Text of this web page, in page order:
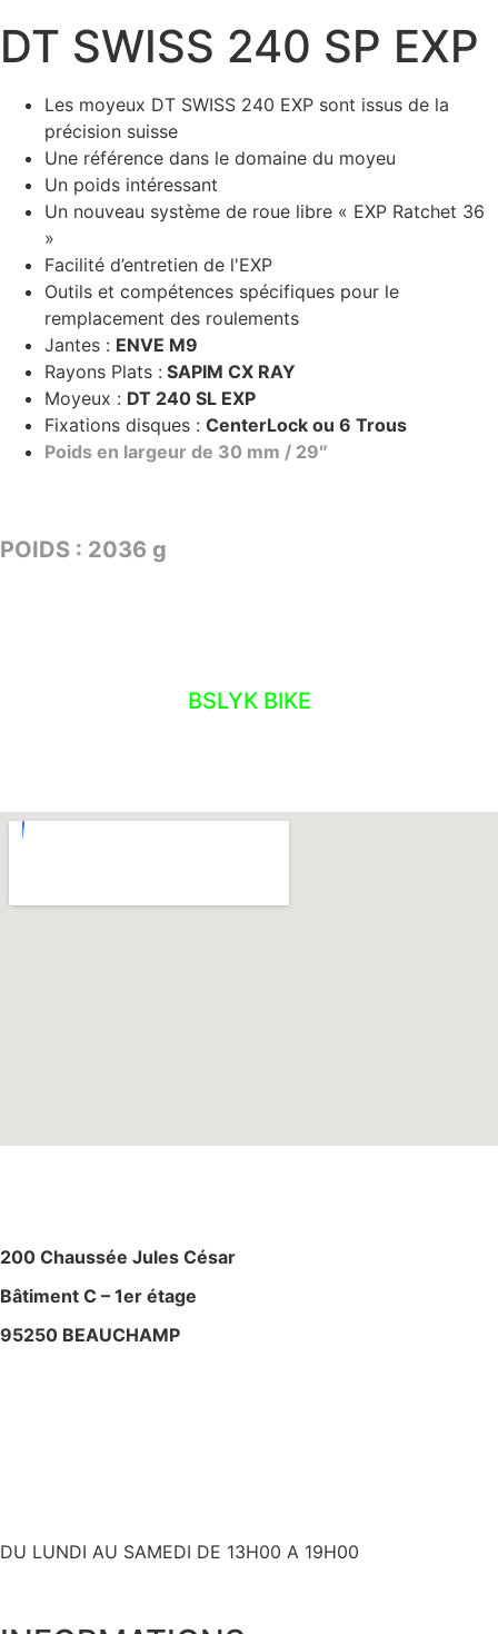
DT SWISS 240 SP EXP
Les moyeux DT SWISS 240 EXP sont issus de la
précision suisse
Une référence dans le domaine du moyeu
Un poids intéressant
Un nouveau système de roue libre « EXP Ratchet 36
»
Facilité d’entretien de l'EXP
Outils et compétences spécifiques pour le
remplacement des roulements
Jantes : ENVE M9
Rayons Plats : SAPIM CX RAY
Moyeux : DT 240 SL EXP
Fixations disques : CenterLock ou 6 Trous
Poids en largeur de 30 mm / 29″
POIDS : 2036 g
BSLYK BIKE
200 Chaussée Jules César
Bâtiment C – 1er étage
95250 BEAUCHAMP
DU LUNDI AU SAMEDI DE 13H00 A 19H00